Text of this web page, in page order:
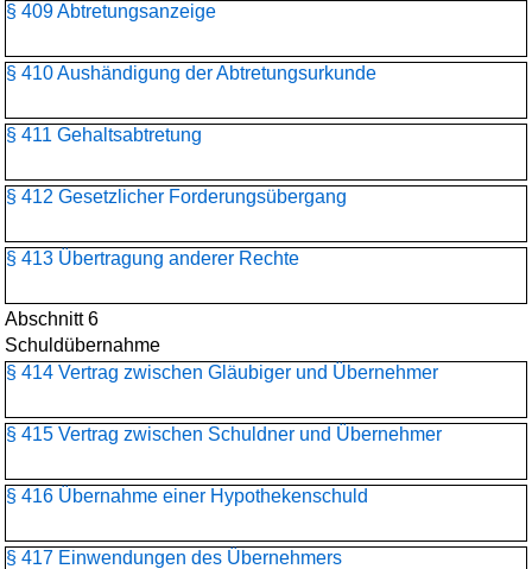
§ 409 Abtretungsanzeige
§ 410 Aushändigung der Abtretungsurkunde
§ 411 Gehaltsabtretung
§ 412 Gesetzlicher Forderungsübergang
§ 413 Übertragung anderer Rechte
Abschnitt 6
Schuldübernahme
§ 414 Vertrag zwischen Gläubiger und Übernehmer
§ 415 Vertrag zwischen Schuldner und Übernehmer
§ 416 Übernahme einer Hypothekenschuld
§ 417 Einwendungen des Übernehmers